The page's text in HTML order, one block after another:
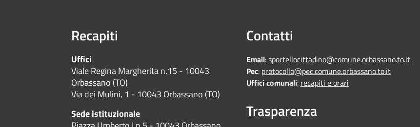
Recapiti
Uffici
Viale Regina Margherita n.15 - 10043
Orbassano (TO)
Via dei Mulini, 1 - 10043 Orbassano (TO)
Sede istituzionale
Contatti
Email:sportellocittadino@comune.orbassano.to.it
Pec: protocollo@pec.comune.orbassano.to.it
Uffici comunali: recapiti e orari
Trasparenza